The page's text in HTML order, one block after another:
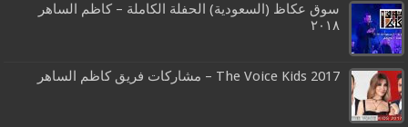
سوق عكاظ (السعودية) الحفلة الكاملة – كاظم الساهر
٢٠١٨
The Voice Kids 2017 – مشاركات فريق كاظم الساهر